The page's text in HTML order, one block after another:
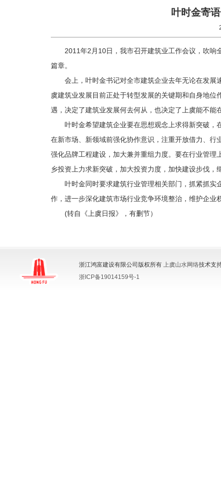
叶时金寄
2011年2月10日，我市召开建筑业工作会议，吹响
篇章。
会上，叶时金书记对全市建筑企业去年无论在发
虞建筑业发展目前正处于转型发展的关键期和自身地
遇，决定了建筑业发展何去何从，也决定了上虞能不能
叶时金希望建筑企业要在思想观念上求得新突破
在新市场、新领域前强化协作意识，注重开放借力、
强化品牌工程建设，加大兼并重组力度。要在行业管
乡投资上力求新突破，加大投资力度，加快建设步伐
叶时金同时要求建筑行业管理相关部门，抓紧抓
作，进一步深化建筑市场行业竞争环境整治，维护企
(转自《上虞日报》，有删节）
浙江鸿富建设有限公司版权所有 上虞山水网络技术支
浙ICP备19014159号-1